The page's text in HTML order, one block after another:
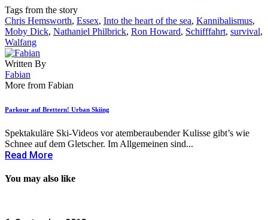
Tags from the story
Chris Hemsworth, Essex, Into the heart of the sea, Kannibalismus,
Moby Dick, Nathaniel Philbrick, Ron Howard, Schifffahrt, survival,
Walfang
Written By
Fabian
More from Fabian
Parkour auf Brettern! Urban Skiing
Spektakuläre Ski-Videos vor atemberaubender Kulisse gibt’s wie
Schnee auf dem Gletscher. Im Allgemeinen sind...
Read More
You may also like